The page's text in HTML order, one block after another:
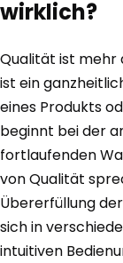
wirklich?
Qualität ist mehr
ist ein
eines Produkts
beginnt bei der
fortlaufenden
von Qualität
Übererfüllung
sich in
intuitiven